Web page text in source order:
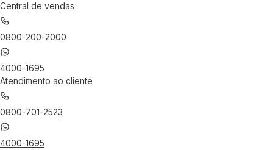
Central de vendas
0800-200-2000
4000-1695
Atendimento ao cliente
0800-701-2523
4000-1695